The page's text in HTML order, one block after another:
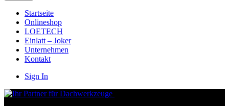
Startseite
Onlineshop
LOETECH
Einlatt – Joker
Unternehmen
Kontakt
Sign In